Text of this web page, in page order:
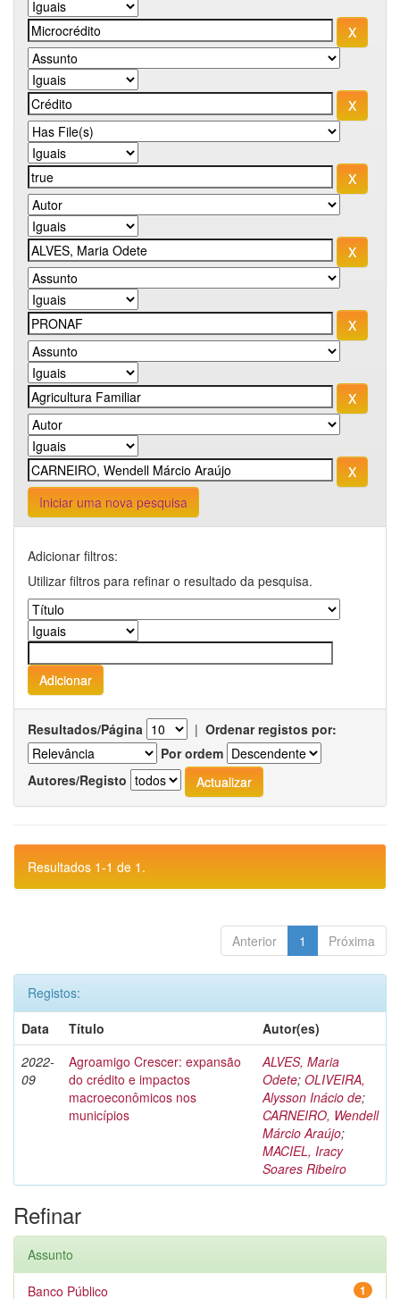
Iniciar uma nova pesquisa
Adicionar filtros:
Utilizar filtros para refinar o resultado da pesquisa.
Resultados/Página | Ordenar registos por:
Por ordem
Autores/Registo
Resultados 1-1 de 1.
Anterior 1 Próxima
Registos:
Data
Título
Autor(es)
2022-
09
Agroamigo Crescer: expansão
do crédito e impactos
macroeconômicos nos
municípios
ALVES, Maria
Odete; OLIVEIRA,
Alysson Inácio de;
CARNEIRO, Wendell
Márcio Araújo;
MACIEL, Iracy
Soares Ribeiro
Refinar
Assunto
1
Banco Público